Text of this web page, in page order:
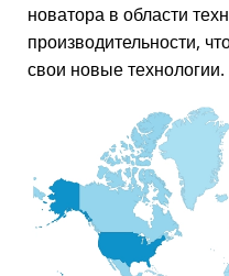
новатора в области
производительности,
свои новые технологии.